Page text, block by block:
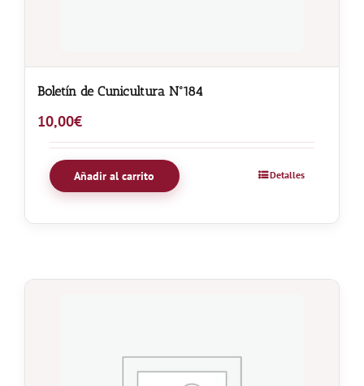
Boletín de Cunicultura Nº184
10,00€
Añadir al carrito Detalles